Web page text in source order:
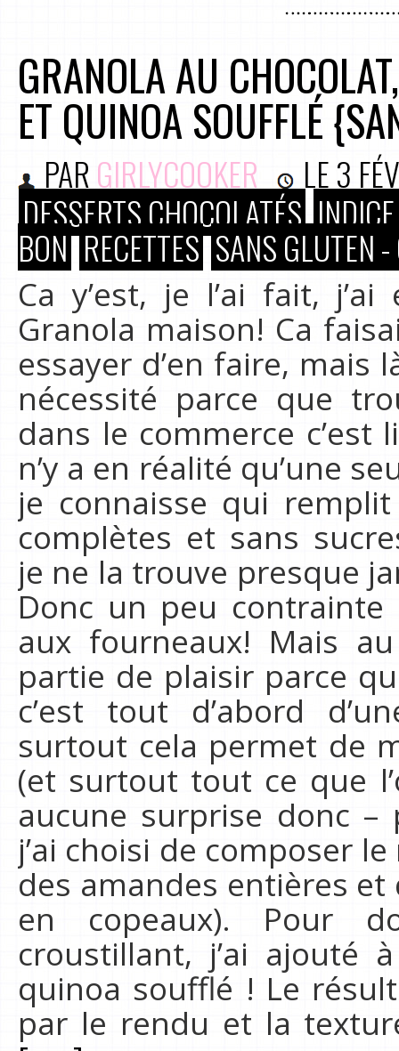
GRANOLA AU
ET QUINOA SOUFFLÉ
PAR GIRLYCOOKER LE3
DESSERTS CHOCOLATÉS
BON RECETTES SANS GLUTEN
Ca y’est, je l’ai fait,
Granola maison! Ca
essayer d’en faire, mais
nécessité parce que
dans le commerce
n’y a en réalité qu’une
je connaisse qui
complètes et sans
je ne la trouve presque
Donc un peu
aux fourneaux! Mais
partie de plaisir parce
c’est tout d’abord
surtout cela permet de
(et surtout tout ce que
aucune surprise donc
j’ai choisi de composer
des amandes entières
en copeaux). Pour
croustillant, j’ai ajouté
quinoa soufflé ! Le
par le rendu et la